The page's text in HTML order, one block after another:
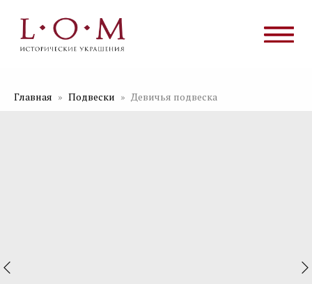
Главная Подвески Девичья подвеска